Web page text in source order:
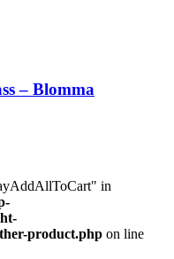
– Blomma
in
product.php on line